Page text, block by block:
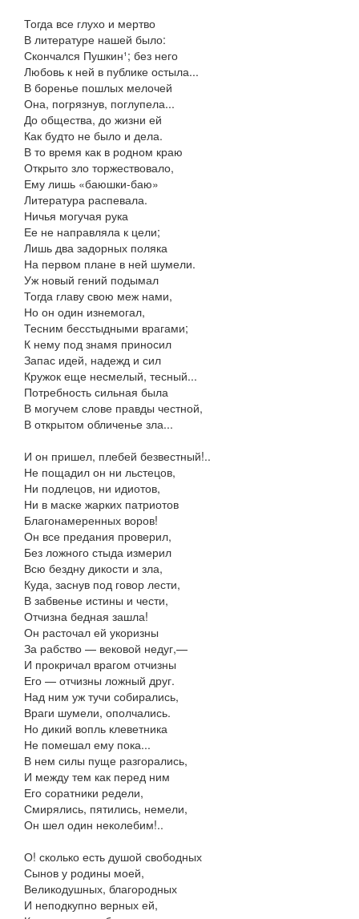
Тогда все глухо и мертво
В литературе нашей было:
Скончался Пушкин¹; без него
Любовь к ней в публике остыла...
В боренье пошлых мелочей
Она, погрязнув, поглупела...
До общества, до жизни ей
Как будто не было и дела.
В то время как в родном краю
Открыто зло торжествовало,
Ему лишь «баюшки-баю»
Литература распевала.
Ничья могучая рука
Ее не направляла к цели;
Лишь два задорных поляка
На первом плане в ней шумели.
Уж новый гений подымал
Тогда главу свою меж нами,
Но он один изнемогал,
Тесним бесстыдными врагами;
К нему под знамя приносил
Запас идей, надежд и сил
Кружок еще несмелый, тесный...
Потребность сильная была
В могучем слове правды честной,
В открытом обличенье зла...
И он пришел, плебей безвестный!..
Не пощадил он ни льстецов,
Ни подлецов, ни идиотов,
Ни в маске жарких патриотов
Благонамеренных воров!
Он все предания проверил,
Без ложного стыда измерил
Всю бездну дикости и зла,
Куда, заснув под говор лести,
В забвенье истины и чести,
Отчизна бедная зашла!
Он расточал ей укоризны
За рабство — вековой недуг,—
И прокричал врагом отчизны
Его — отчизны ложный друг.
Над ним уж тучи собирались,
Враги шумели, ополчались.
Но дикий вопль клеветника
Не помешал ему пока...
В нем силы пуще разгорались,
И между тем как перед ним
Его соратники редели,
Смирялись, пятились, немели,
Он шел один неколебим!..
О! сколько есть душой свободных
Сынов у родины моей,
Великодушных, благородных
И неподкупно верных ей,